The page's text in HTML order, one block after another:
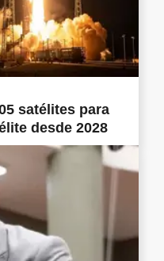
satélites para
desde 2028